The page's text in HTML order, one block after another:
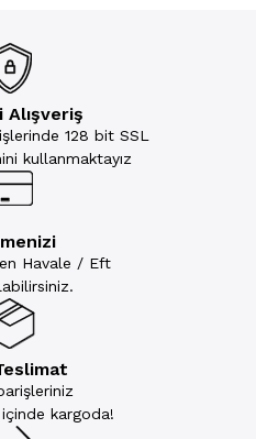
Alışveriş
128 bit SSL
kullanmaktayız
Havale / Eft
kargoda!